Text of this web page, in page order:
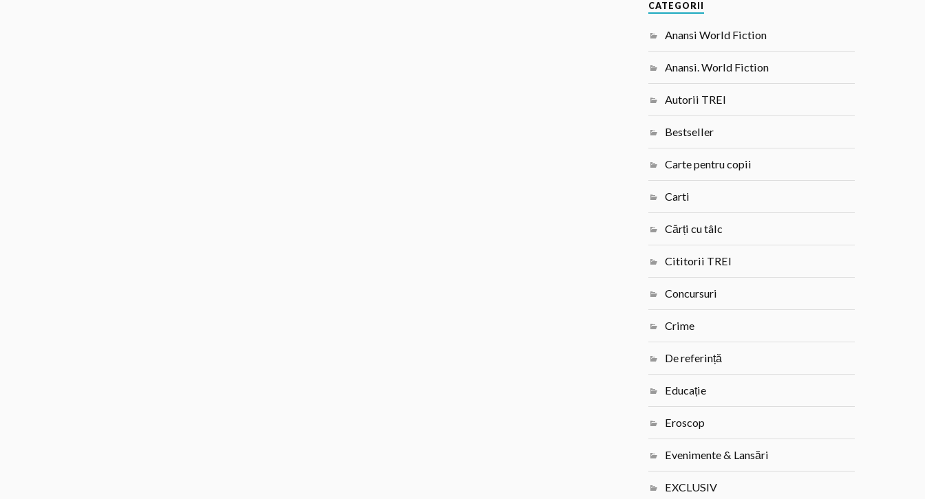
CATEGORII
Anansi World Fiction
Anansi. World Fiction
Autorii TREI
Bestseller
Carte pentru copii
Carti
Cărți cu tâlc
Cititorii TREI
Concursuri
Crime
De referință
Educație
Eroscop
Evenimente & Lansări
EXCLUSIV